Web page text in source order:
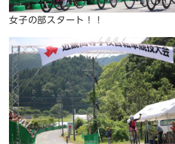
女子の部スタート！！